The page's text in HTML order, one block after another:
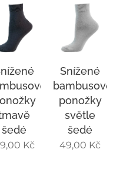
šedé
Kč
Snížené
bambusové
ponožky
světle
šedé
49,00 Kč